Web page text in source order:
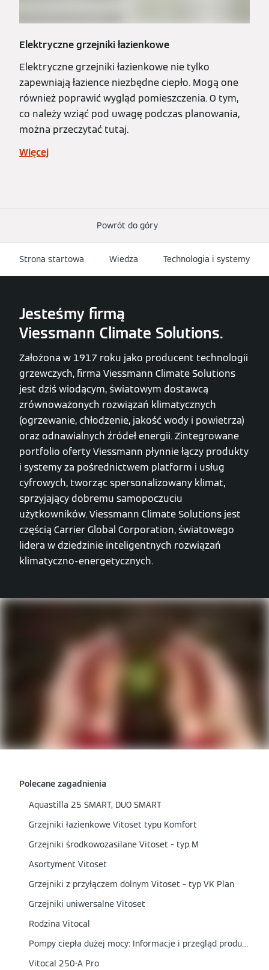
Elektryczne grzejniki łazienkowe
Elektryczne grzejniki łazienkowe nie tylko
zapewniają łazience niezbędne ciepło. Mogą one
również poprawić wygląd pomieszczenia. O tym,
co należy wziąć pod uwagę podczas planowania,
można przeczytać tutaj.
Więcej
Powrót do góry
Strona startowa Wiedza Technologia i systemy
Jesteśmy firmą
Viessmann Climate Solutions.
Założona w 1917 roku jako producent technologii
grzewczych, firma Viessmann Climate Solutions
jest dziś wiodącym, światowym dostawcą
zrównoważonych rozwiązań klimatycznych
(ogrzewanie, chłodzenie, jakość wody i powietrza)
oraz odnawialnych źródeł energii. Zintegrowane
portfolio oferty Viessmann płynnie łączy produkty
i systemy za pośrednictwem platform i usług
cyfrowych, tworząc spersonalizowany klimat,
sprzyjający dobremu samopoczuciu
użytkowników. Viessmann Climate Solutions jest
częścią Carrier Global Corporation, światowego
lidera w dziedzinie inteligentnych rozwiązań
klimatyczno-energetycznych.
Polecane zagadnienia
Aquastilla 25 SMART, DUO SMART
Grzejniki łazienkowe Vitoset typu Komfort
Grzejniki środkowozasilane Vitoset – typ M
Asortyment Vitoset
Grzejniki z przyłączem dolnym Vitoset – typ VK Plan
Grzejniki uniwersalne Vitoset
Rodzina Vitocal
Pompy ciepła dużej mocy: Informacje i przegląd produktów
Vitocal 250-A Pro